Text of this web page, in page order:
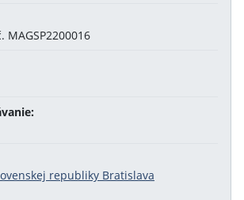
MAGSP2200016
republiky Bratislava